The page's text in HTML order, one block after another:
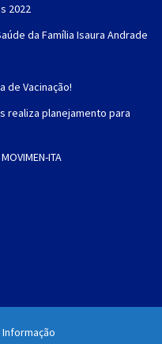
2022
da Família Isaura Andrade
de Vacinação!
realiza planejamento para
ITA